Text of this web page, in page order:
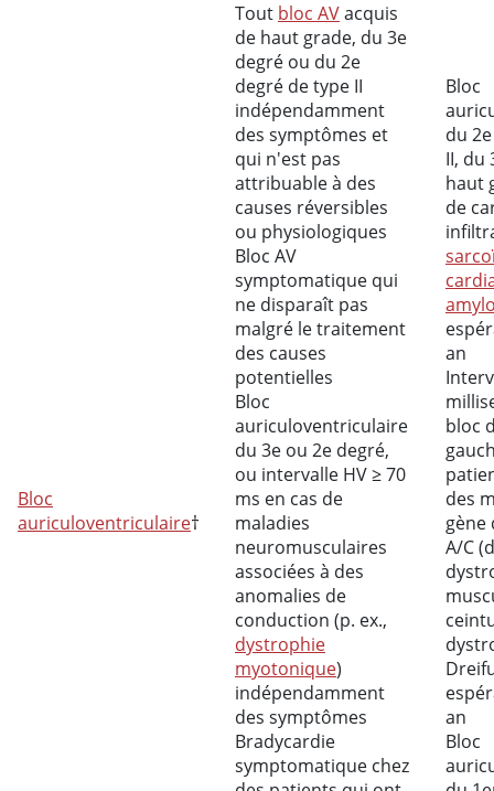
Bloc
auriculoventriculaire†
Tout bloc AVacquis
de haut grade, du 3e
degré ou du 2e
degré de type II
indépendamment
des symptômes et
qui n'est pas
attribuable à des
causes réversibles
ou physiologiques
Bloc AV
symptomatique qui
ne disparaît pas
malgré le traitement
des causes
potentielles
Bloc
auriculoventriculaire
du 3e ou 2e degré,
ou intervalle HV ≥ 70
ms en cas de
maladies
neuromusculaires
associées à des
anomalies de
conduction (p. ex.,
dystrophie
myotonique)
indépendamment
des symptômes
Bradycardie
symptomatique chez
Bloc
du
II, du
haut
de
an
bloc
des
gène
A/C
an
Bloc